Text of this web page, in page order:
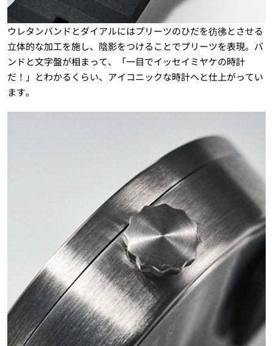
ウレタンバンドとダイアルにはプリーツのひだを彷彿とさせる
立体的な加工を施し、陰影をつけることでプリーツを表現。バ
ンドと文字盤が相まって、「一目でイッセイミヤケの時計
だ！」とわかるくらい、アイコニックな時計へと仕上がってい
ます。